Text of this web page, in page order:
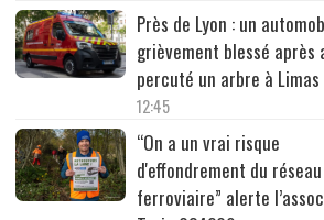
Près de Lyon : un
grièvement blessé après
percuté un arbre à Limas
12:45
“On a un vrai risque
d'effondrement du réseau
ferroviaire” alerte